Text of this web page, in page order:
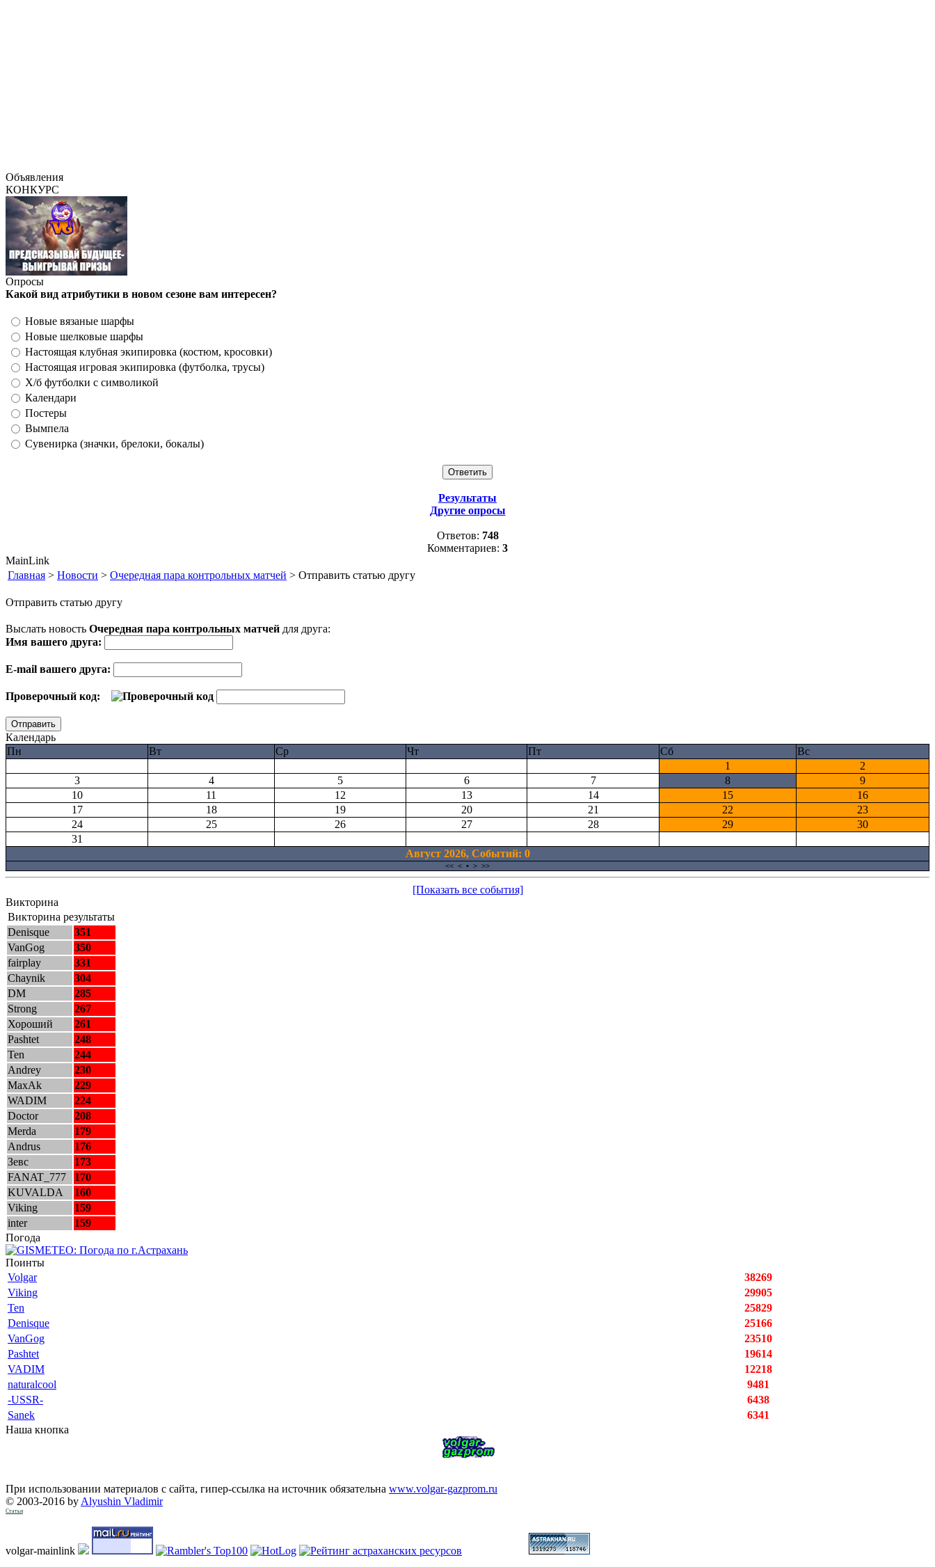
Объявления
КОНКУРС
Опросы
Какой вид атрибутики в новом сезоне вам интересен?
Новые вязаные шарфы
Новые шелковые шарфы
Настоящая клубная экипировка (костюм, кросовки)
Настоящая игровая экипировка (футболка, трусы)
Х/б футболки с символикой
Календари
Постеры
Вымпела
Сувенирка (значки, брелоки, бокалы)
Результаты
Другие опросы
Ответов: 748
Комментариев: 3
MainLink
Главная > Новости > Очередная пара контрольных матчей > Отправить статью другу
Отправить статью другу
Выслать новость Очередная пара контрольных матчей для друга:
Имя вашего друга:
E-mail вашего друга:
Проверочный код:
Календарь
Пн
Вт Ср Чт Пт Сб
Вс
1
2
3
4 5 6 7 8
9
10
11 12 13 14 15
16
17
18 19 20 21 22
23
24
25 26 27 28 29
30
31
Август 2026, Cобытий: 0
<< < • > >>
[Показать все события]
Викторина
Викторина результаты
Denisque
351
VanGog
350
fairplay
331
Chaynik
304
DM
285
Strong
267
Хороший
261
Pashtet
248
Ten
244
Andrey
230
MaxAk
229
WADIM
224
Doctor
208
Merda
179
Andrus
176
Зевс
173
FANAT_777
170
KUVALDA
160
Viking
159
inter
159
Погода
Поинты
Volgar
38269
Viking
29905
Ten
25829
Denisque
25166
VanGog
23510
Pashtet
19614
VADIM
12218
naturalcool
9481
-USSR-
6438
Sanek
6341
Наша кнопка
При использовании материалов с сайта, гипер-ссылка на источник обязательна www.volgar-gazprom.ru
© 2003-2016 by Alyushin Vladimir
Статьи
volgar-mainlink